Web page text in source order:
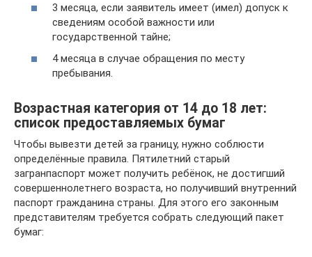
3 месяца, если заявитель имеет (имел) допуск к
сведениям особой важности или
государственной тайне;
4 месяца в случае обращения по месту
пребывания.
Возрастная категория от 14 до 18 лет:
список предоставляемых бумаг
Чтобы вывезти детей за границу, нужно соблюсти
определённые правила. Пятилетний старый
загранпаспорт может получить ребёнок, не достигший
совершеннолетнего возраста, но получивший внутренний
паспорт гражданина страны. Для этого его законным
представителям требуется собрать следующий пакет
бумаг: